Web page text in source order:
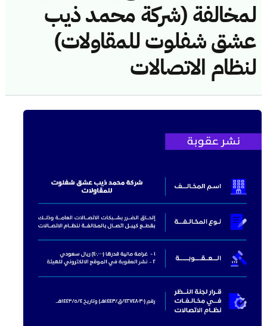
لمخالفة (شركة محمد ذيب
عشق شفلوت للمقاولات)
لنظام الاتصالات